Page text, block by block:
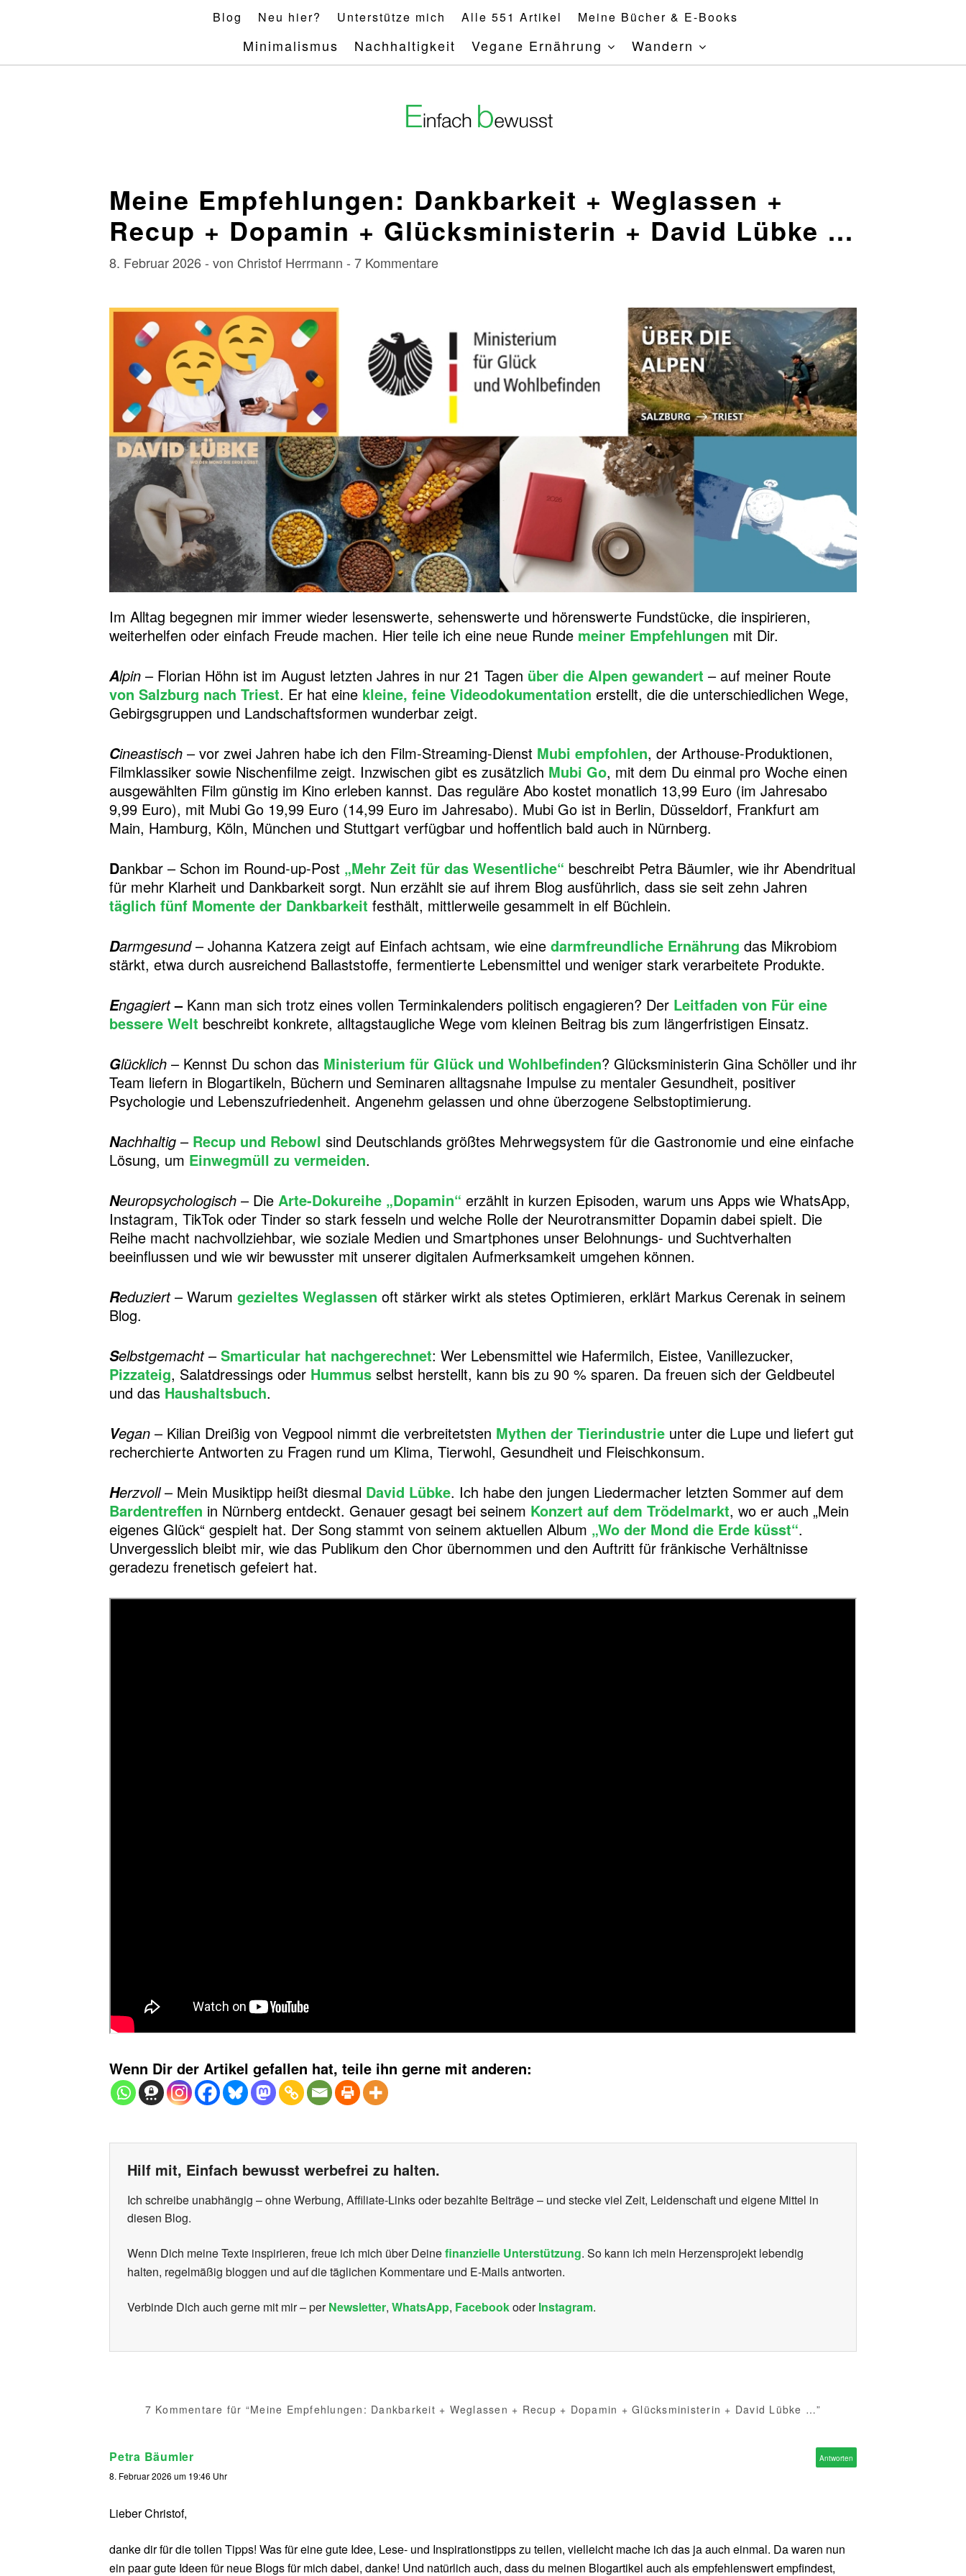
Blog Neu hier? Unterstütze mich Alle 551 Artikel Meine Bücher & E-Books
Minimalismus Nachhaltigkeit Vegane Ernährung Wandern
Meine Empfehlungen: Dankbarkeit + Weglassen +
Recup + Dopamin + Glücksministerin + David Lübke …
8. Februar 2026 - von Christof Herrmann - 7 Kommentare
Im Alltag begegnen mir immer wieder lesenswerte, sehenswerte und hörenswerte Fundstücke, die inspirieren,
weiterhelfen oder einfach Freude machen. Hier teile ich eine neue Runde meiner Empfehlungen mit Dir.
Alpin – Florian Höhn ist im August letzten Jahres in nur 21 Tagen über die Alpen gewandert – auf meiner Route
von Salzburg nach Triest. Er hat eine kleine, feine Videodokumentation erstellt, die die unterschiedlichen Wege,
Gebirgsgruppen und Landschaftsformen wunderbar zeigt.
Cineastisch – vor zwei Jahren habe ich den Film-Streaming-Dienst Mubi empfohlen, der Arthouse-Produktionen,
Filmklassiker sowie Nischenfilme zeigt. Inzwischen gibt es zusätzlich Mubi Go, mit dem Du einmal pro Woche einen
ausgewählten Film günstig im Kino erleben kannst. Das reguläre Abo kostet monatlich 13,99 Euro (im Jahresabo
9,99 Euro), mit Mubi Go 19,99 Euro (14,99 Euro im Jahresabo). Mubi Go ist in Berlin, Düsseldorf, Frankfurt am
Main, Hamburg, Köln, München und Stuttgart verfügbar und hoffentlich bald auch in Nürnberg.
Dankbar – Schon im Round-up-Post „Mehr Zeit für das Wesentliche“ beschreibt Petra Bäumler, wie ihr Abendritual
für mehr Klarheit und Dankbarkeit sorgt. Nun erzählt sie auf ihrem Blog ausführlich, dass sie seit zehn Jahren
täglich fünf Momente der Dankbarkeit festhält, mittlerweile gesammelt in elf Büchlein.
Darmgesund– Johanna Katzera zeigt auf Einfach achtsam, wie eine darmfreundliche Ernährung das Mikrobiom
stärkt, etwa durch ausreichend Ballaststoffe, fermentierte Lebensmittel und weniger stark verarbeitete Produkte.
Engagiert–Kann man sich trotz eines vollen Terminkalenders politisch engagieren? Der Leitfaden von Für eine
bessere Welt beschreibt konkrete, alltagstaugliche Wege vom kleinen Beitrag bis zum längerfristigen Einsatz.
Glücklich – Kennst Du schon das Ministerium für Glück und Wohlbefinden? Glücksministerin Gina Schöller und ihr
Team liefern in Blogartikeln, Büchern und Seminaren alltagsnahe Impulse zu mentaler Gesundheit, positiver
Psychologie und Lebenszufriedenheit. Angenehm gelassen und ohne überzogene Selbstoptimierung.
Nachhaltig – Recup und Rebowl sind Deutschlands größtes Mehrwegsystem für die Gastronomie und eine einfache
Lösung, um Einwegmüll zu vermeiden.
Neuropsychologisch – Die Arte-Dokureihe „Dopamin“ erzählt in kurzen Episoden, warum uns Apps wie WhatsApp,
Instagram, TikTok oder Tinder so stark fesseln und welche Rolle der Neurotransmitter Dopamin dabei spielt. Die
Reihe macht nachvollziehbar, wie soziale Medien und Smartphones unser Belohnungs- und Suchtverhalten
beeinflussen und wie wir bewusster mit unserer digitalen Aufmerksamkeit umgehen können.
Reduziert– Warum gezieltes Weglassen oft stärker wirkt als stetes Optimieren, erklärt Markus Cerenak in seinem
Blog.
Selbstgemacht– Smarticular hat nachgerechnet: Wer Lebensmittel wie Hafermilch, Eistee, Vanillezucker,
Pizzateig, Salatdressings oder Hummus selbst herstellt, kann bis zu 90 % sparen. Da freuen sich der Geldbeutel
und das Haushaltsbuch.
Vegan – Kilian Dreißig von Vegpool nimmt die verbreitetsten Mythen der Tierindustrie unter die Lupe und liefert gut
recherchierte Antworten zu Fragen rund um Klima, Tierwohl, Gesundheit und Fleischkonsum.
Herzvoll– Mein Musiktipp heißt diesmal David Lübke. Ich habe den jungen Liedermacher letzten Sommer auf dem
Bardentreffen in Nürnberg entdeckt. Genauer gesagt bei seinem Konzert auf dem Trödelmarkt, wo er auch „Mein
eigenes Glück“ gespielt hat. Der Song stammt von seinem aktuellen Album „Wo der Mond die Erde küsst“.
Unvergesslich bleibt mir, wie das Publikum den Chor übernommen und den Auftritt für fränkische Verhältnisse
geradezu frenetisch gefeiert hat.
Wenn Dir der Artikel gefallen hat, teile ihn gerne mit anderen:
Hilf mit, Einfach bewusst werbefrei zu halten.
Ich schreibe unabhängig – ohne Werbung, Affiliate-Links oder bezahlte Beiträge – und stecke viel Zeit, Leidenschaft und eigene Mittel in
diesen Blog.
Wenn Dich meine Texte inspirieren, freue ich mich über Deinefinanzielle Unterstützung. So kann ich mein Herzensprojekt lebendig
halten, regelmäßig bloggen und auf die täglichen Kommentare und E-Mails antworten.
Verbinde Dich auch gerne mit mir – perNewsletter, WhatsApp, FacebookoderInstagram.
7 Kommentare für “Meine Empfehlungen: Dankbarkeit + Weglassen + Recup + Dopamin + Glücksministerin + David Lübke …”
Petra Bäumler
8. Februar 2026 um 19:46 Uhr
Lieber Christof,
danke dir für die tollen Tipps! Was für eine gute Idee, Lese- und Inspirationstipps zu teilen, vielleicht mache ich das ja auch einmal. Da waren nun
ein paar gute Ideen für neue Blogs für mich dabei, danke! Und natürlich auch, dass du meinen Blogartikel auch als empfehlenswert empfindest,
Antworten